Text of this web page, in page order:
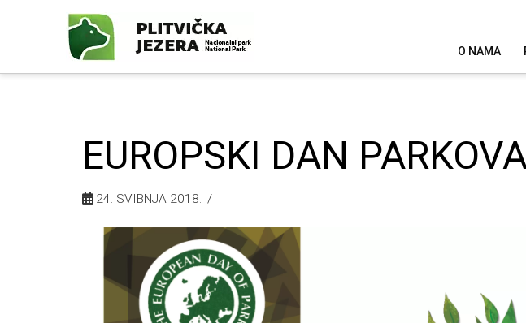
O NAMA
EUROPSKI DAN
24. SVIBNJA 2018.